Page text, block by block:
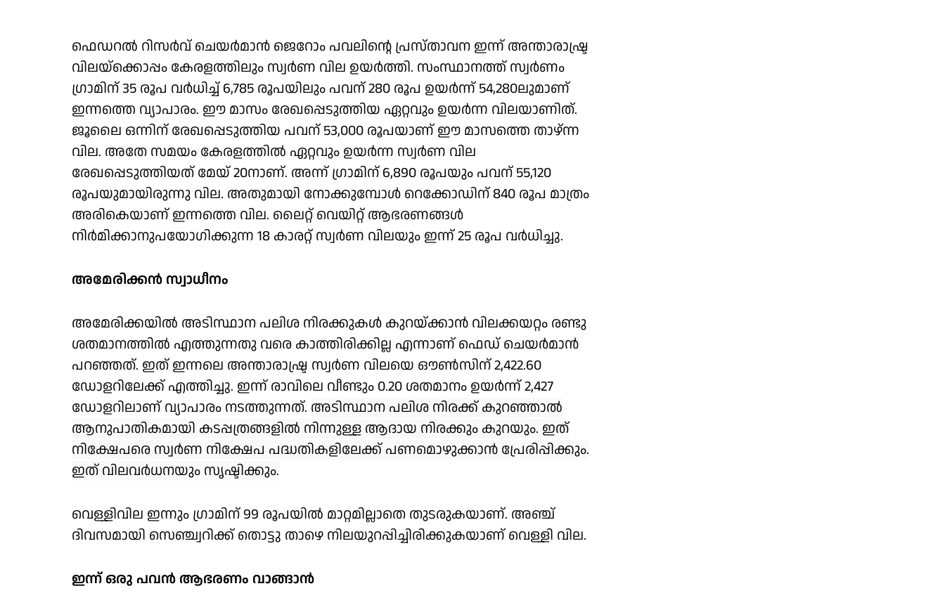
ഫെഡറല്‍ റിസര്‍വ് ചെയര്‍മാന്‍ ജെറോം പവലിന്റെ പ്രസ്താവന ഇന്ന് അന്താരാഷ്ട്ര
വിലയ്‌ക്കൊപ്പം കേരളത്തിലും സ്വര്‍ണ വില ഉയര്‍ത്തി. സംസ്ഥാനത്ത് സ്വര്‍ണം
ഗ്രാമിന് 35 രൂപ വര്‍ധിച്ച് 6,785 രൂപയിലും പവന് 280 രൂപ ഉയര്‍ന്ന് 54,280ലുമാണ്
ഇന്നത്തെ വ്യാപാരം. ഈ മാസം രേഖപ്പെടുത്തിയ ഏറ്റവും ഉയര്‍ന്ന വിലയാണിത്.
ജൂലൈ ഒന്നിന് രേഖപ്പെടുത്തിയ പവന് 53,000 രൂപയാണ് ഈ മാസത്തെ താഴ്ന്ന
വില. അതേ സമയം കേരളത്തില്‍ ഏറ്റവും ഉയര്‍ന്ന സ്വര്‍ണ വില
രേഖപ്പെടുത്തിയത് മേയ് 20നാണ്. അന്ന് ഗ്രാമിന് 6,890 രൂപയും പവന് 55,120
രൂപയുമായിരുന്നു വില. അതുമായി നോക്കുമ്പോള്‍ റെക്കോഡിന് 840 രൂപ മാത്രം
അരികെയാണ് ഇന്നത്തെ വില. ലൈറ്റ് വെയിറ്റ് ആഭരണങ്ങള്‍
നിര്‍മിക്കാനുപയോഗിക്കുന്ന 18 കാരറ്റ് സ്വര്‍ണ വിലയും ഇന്ന് 25 രൂപ വര്‍ധിച്ചു.
അമേരിക്കൻ സ്വാധീനം
അമേരിക്കയില്‍ അടിസ്ഥാന പലിശ നിരക്കുകള്‍ കുറയ്ക്കാന്‍ വിലക്കയറ്റം രണ്ടു
ശതമാനത്തില്‍ എത്തുന്നതു വരെ കാത്തിരിക്കില്ല എന്നാണ് ഫെഡ് ചെയര്‍മാൻ
പറഞ്ഞത്. ഇത് ഇന്നലെ അന്താരാഷ്ട്ര സ്വര്‍ണ വിലയെ ഔണ്‍സിന് 2,422.60
ഡോളറിലേക്ക് എത്തിച്ചു. ഇന്ന് രാവിലെ വീണ്ടും 0.20 ശതമാനം ഉയര്‍ന്ന് 2,427
ഡോളറിലാണ് വ്യാപാരം നടത്തുന്നത്. അടിസ്ഥാന പലിശ നിരക്ക് കുറഞ്ഞാല്‍
ആനുപാതികമായി കടപ്പത്രങ്ങളില്‍ നിന്നുള്ള ആദായ നിരക്കും കുറയും. ഇത്
നിക്ഷേപരെ സ്വര്‍ണ നിക്ഷേപ പദ്ധതികളിലേക്ക് പണമൊഴുക്കാന്‍ പ്രേരിപ്പിക്കും.
ഇത് വിലവര്‍ധനയും സൃഷ്ടിക്കും.
വെള്ളിവില ഇന്നും ഗ്രാമിന് 99 രൂപയില്‍ മാറ്റമില്ലാതെ തുടരുകയാണ്. അഞ്ച്
ദിവസമായി സെഞ്ച്വറിക്ക് തൊട്ടു താഴെ നിലയുറപ്പിച്ചിരിക്കുകയാണ് വെള്ളി വില.
ഇന്ന് ഒരു പവന്‍ ആഭരണം വാങ്ങാന്‍